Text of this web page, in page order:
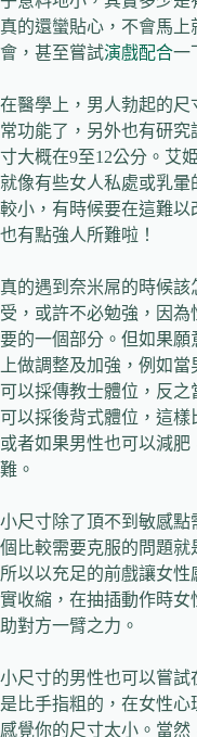
真的還蠻貼心，不會馬
會，甚至嘗試演戲配合一
在醫學上，男人勃起的尺
常功能了，另外也有研
寸大概在9至12公分。艾
就像有些女人私處或乳
較小，有時候要在這難
也有點強人所難啦！
真的遇到奈米屌的時候
受，或許不必勉強，因
要的一個部分。但如果
上做調整及加強，例如
可以採傳教士體位，反之
可以採後背式體位，這樣
或者如果男性也可以減肥
難。
小尺寸除了頂不到敏感
個比較需要克服的問題就
所以以充足的前戲讓女
實收縮，在抽插動作時女
助對方一臂之力。
小尺寸的男性也可以嘗
是比手指粗的，在女性
感覺你的尺寸太小。當